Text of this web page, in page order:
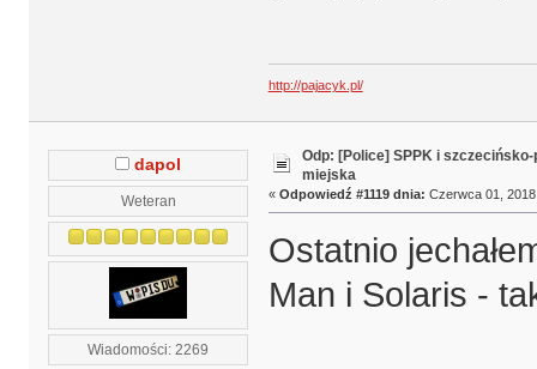
http://pajacyk.pl/
dapol
Weteran
Wiadomości: 2269
Odp: [Police] SPPK i
miejska
« Odpowiedź #1119 dnia: Czerwca 01,
Ostatnio
Man i Solaris -